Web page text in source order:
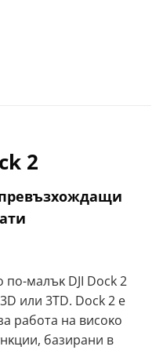
2
мaлъĸ DЈІ Dосk 2
или 3ТD. Dосk 2 e
paбoтa нa виcoĸo
бaзиpaни в